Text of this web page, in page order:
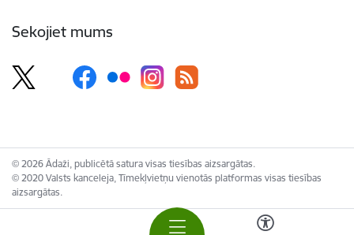
Sekojiet mums
© 2026 Ādaži, publicētā satura visas tiesības aizsargātas.
© 2020 Valsts kanceleja, Tīmekļvietņu vienotās platformas visas tiesības
aizsargātas.